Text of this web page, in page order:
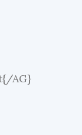
AG}